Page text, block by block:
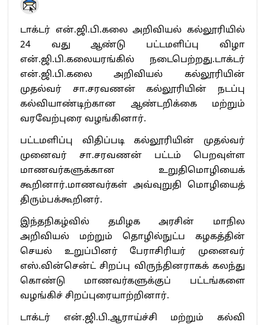
டாக்டர் என்.ஜி.பி.கலை அறிவியல் கல்லூரியில்
24 வது ஆண்டு பட்டமளிப்பு விழா
என்.ஜி.பி.கலையரங்கில் நடைபெற்றது.டாக்டர்
என்.ஜி.பி.கலை அறிவியல் கல்லூரியின்
முதல்வர் சா.சரவணன் கல்லூரியின் நடப்பு
கல்வியாண்டிற்கான ஆண்டறிக்கை மற்றும்
வரவேற்புரை வழங்கினார்.
பட்டமளிப்பு விதிப்படி கல்லூரியின் முதல்வர்
முனைவர் சா.சரவணன் பட்டம் பெறவுள்ள
மாணவர்களுக்கான உறுதிமொழியைக்
கூறினார்.மாணவர்கள் அவ்வுறுதி மொழியைத்
திரும்பக்கூறினர்.
இந்தநிகழ்வில் தமிழக அரசின் மாநில
அறிவியல் மற்றும் தொழில்நுட்ப கழகத்தின்
செயல் உறுப்பினர் பேராசிரியர் முனைவர்
எஸ்.வின்சென்ட் சிறப்பு விருந்தினராகக் கலந்து
கொண்டு மாணவர்களுக்குப் பட்டங்களை
வழங்கிச் சிறப்புரையாற்றினார்.
டாக்டர் என்.ஜி.பி.ஆராய்ச்சி மற்றும் கல்வி